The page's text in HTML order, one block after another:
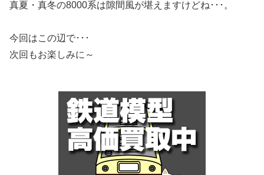
真夏・真冬の8000系は隙間風が堪えますけどね･･･。
今回はこの辺で･･･
次回もお楽しみに～